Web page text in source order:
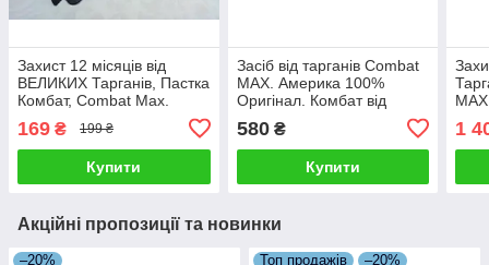
Захист 12 місяців від
ВЕЛИКИХ Тарганів, Пастка
Комбат, Combat Max.
169 ₴ 199 ₴
Купити
Засіб від тарганів Combat
MAX. Америка 100%
Оригінал. Комбат від
580₴
Купити
1
Акційні пропозиції та новинки
–20% Топ продажів –20%